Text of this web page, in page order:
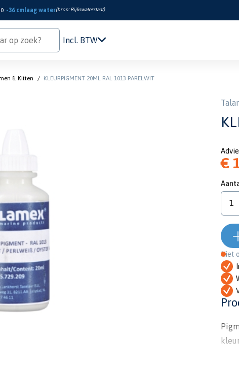
-36 cmlaag water(bron:Rijkswaterstaat)
Navigatie & Elektronica
Incl. BTW
& Kitten / KLEURPIGMENT 20ML RAL 1013 PARELWIT
€
Niet